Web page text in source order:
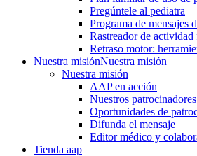
Pregúntele al pediatra
Programa de mensajes
Rastre​​ador de activida​d
Retraso motor:
Nuestra misiónNuestra misión
Nuestra misión
AAP en acción
Nuestros patrocinadores
Oportunidades de
Difunda el mensaje
Editor médico y
Tienda aap